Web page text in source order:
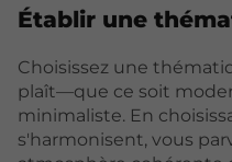
Établir une
Choisissez une
plaît—que ce soit
minimaliste. En
s'harmonisent, vous